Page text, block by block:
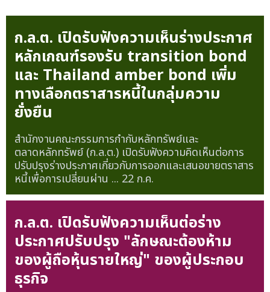
ก.ล.ต. เปิดรับฟังความเห็นร่างประกาศ
หลักเกณฑ์รองรับ transition bond
และ Thailand amber bond เพิ่ม
ทางเลือกตราสารหนี้ในกลุ่มความ
ยั่งยืน
สำนักงานคณะกรรมการกำกับหลักทรัพย์และ
ตลาดหลักทรัพย์ (ก.ล.ต.) เปิดรับฟังความคิดเห็นต่อการ
ปรับปรุงร่างประกาศเกี่ยวกับการออกและเสนอขายตราสาร
หนี้เพื่อการเปลี่ยนผ่าน ... 22 ก.ค.
ก.ล.ต. เปิดรับฟังความเห็นต่อร่าง
ประกาศปรับปรุง "ลักษณะต้องห้าม
ของผู้ถือหุ้นรายใหญ่" ของผู้ประกอบ
ธุรกิจ